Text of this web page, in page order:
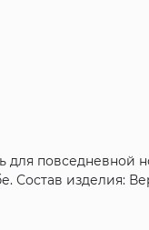
Состав изделия: